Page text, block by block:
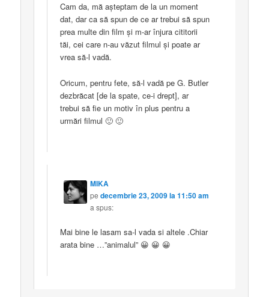
Cam da, mă aşteptam de la un moment
dat, dar ca să spun de ce ar trebui să spun
prea multe din film şi m-ar înjura cititorii
tăi, cei care n-au văzut filmul şi poate ar
vrea să-l vadă.
Oricum, pentru fete, să-l vadă pe G. Butler
dezbrăcat [de la spate, ce-i drept], ar
trebui să fie un motiv în plus pentru a
urmări filmul 🙂 🙂
MIKA
pedecembrie 23, 2009 la 11:50 am
a spus:
Mai bine le lasam sa-l vada si altele .Chiar
arata bine …”animalul” 😀 😀 😀